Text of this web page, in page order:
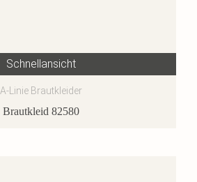
Schnellansicht
A-Linie Brautkleider
Brautkleid 82580